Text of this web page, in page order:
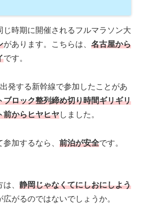
じ時期に開催されるフルマラソン大
があります。こちらは、 名古屋から
です。
発する新幹線で参加したことがあ
ブロック整列締め切り時間ギリギリ
前からヒヤヒヤしました。
加するなら、 前泊が安全です。
、 静岡じゃなくてにしおにしよう
広がるのではないでしょうか。